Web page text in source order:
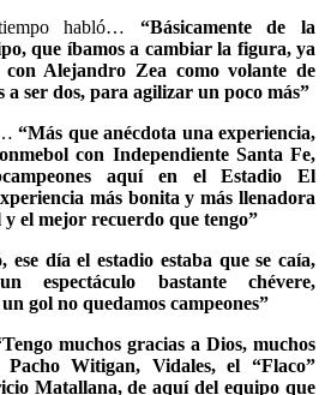
habló… “Básicamente de la
que íbamos a cambiar la figura, ya
Alejandro Zea como volante de
a ser dos, para agilizar un poco más”
“Más que anécdota una experiencia,
con Independiente Santa Fe,
aquí en el Estadio El
más bonita y más llenadora
el mejor recuerdo que tengo”
día el estadio estaba que se caía,
espectáculo bastante chévere,
gol no quedamos campeones”
muchos gracias a Dios, muchos
Pacho Witigan, Vidales, el “Flaco”
Matallana, de aquí del equipo que